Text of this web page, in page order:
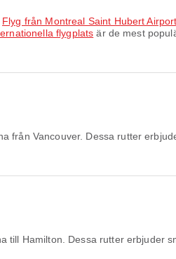
Flyg från Montreal Saint Hubert
flygplats är de mest
från Vancouver. Dessa rutter
till Hamilton. Dessa rutter erbjuder